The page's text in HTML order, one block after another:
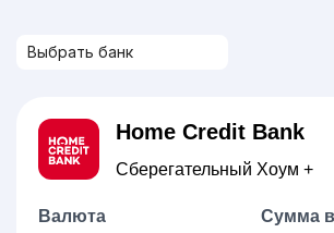
Home Credit Bank
Сберегательный Хоум +
Валюта Сумма